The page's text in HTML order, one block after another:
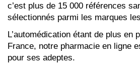
c’est plus de 15 000 références
sélectionnés parmi les marques
L’automédication étant de plus en
France, notre pharmacie en ligne
pour ses adeptes.